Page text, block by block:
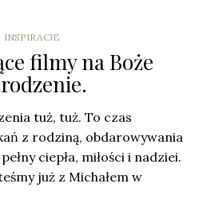
INSPIRACJE
filmy na Boże
tuż, tuż. To czas
z rodziną, obdarowywania
ciepła, miłości i nadziei.
już z Michałem w